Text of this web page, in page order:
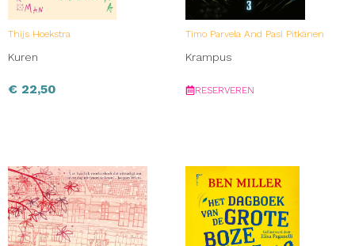
Thijs Hoekstra
Kuren
€ 22,50
Timo Parvela And Pasi Pitkänen
Krampus
RESERVEREN